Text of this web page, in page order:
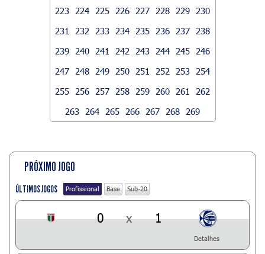
223
224 225 226 227 228 229
230
231
232 233 234 235 236 237
238
239
240 241 242 243 244 245
246
247
248 249 250 251 252 253
254
255
256 257 258 259 260 261
262
263
264 265 266 267 268 269
PRÓXIMO JOGO
ÚLTIMOS JOGOS Profissional Base Sub-20
0 x 1
Detalhes